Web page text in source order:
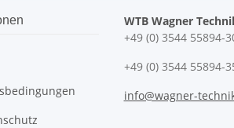
WTB Wagner
+49 (0) 3544 55894-
+49 (0) 3544 55894-
info@wagner-